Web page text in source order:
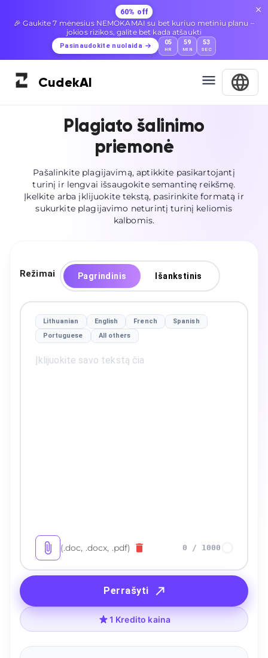
60% off
🎉 Gaukite 7 mėnesius NEMOKAMAI su bet kuriuo metiniu planu –
jokios rizikos, galite bet kada atšaukti
Pasinaudokite nuolaida 05
HR
59
MIN
52
SEC
CudekAI
Plagiato šalinimo
priemonė
Pašalinkite plagijavimą, aptikkite pasikartojantį
turinį ir lengvai išsaugokite semantinę reikšmę.
Įkelkite arba įklijuokite tekstą, pasirinkite formatą ir
sukurkite plagijavimo neturintį turinį keliomis
kalbomis.
Režimai Pagrindinis Išankstinis
Lithuanian English French
Spanish
Portuguese
All others
(.doc, .docx, .pdf) 0 / 1000
Perrašyti
1 Kredito kaina